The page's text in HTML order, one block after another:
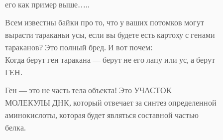
его как пример выше…..
Всем известны байки про то, что у ваших потомков могут
вырасти тараканьи усы, если вы будете есть картоху с генами
тараканов? Это полный бред. И вот почем:
Когда берут ген таракана — берут не его лапу или ус, а берут
ГЕН.
Ген — это не часть тела объекта! Это УЧАСТОК
МОЛЕКУЛЫ ДНК, который отвечает за синтез определенной
аминокислоты, которая будет являться составной частью
белка.